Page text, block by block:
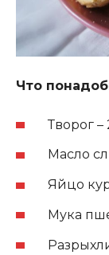
Что
Творог –
Масло
Яйцо
Мука